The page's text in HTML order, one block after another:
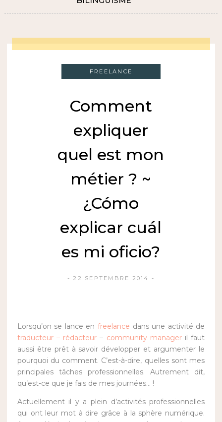
FREELANCE
Comment
expliquer
quel est mon
métier ? ~
¿Cómo
explicar cuál
es mi oficio?
22 SEPTEMBRE 2014
Lorsqu’on se lance en freelance dans une activité de
traducteur – rédacteur – community manageril faut
aussi être prêt à savoir développer et argumenter le
pourquoi du comment. C’est-à-dire, quelles sont mes
principales tâches professionnelles. Autrement dit,
qu’est-ce que je fais de mes journées… !
Actuellement il y a plein d’activités professionnelles
qui ont leur mot à dire grâce à la sphère numérique.